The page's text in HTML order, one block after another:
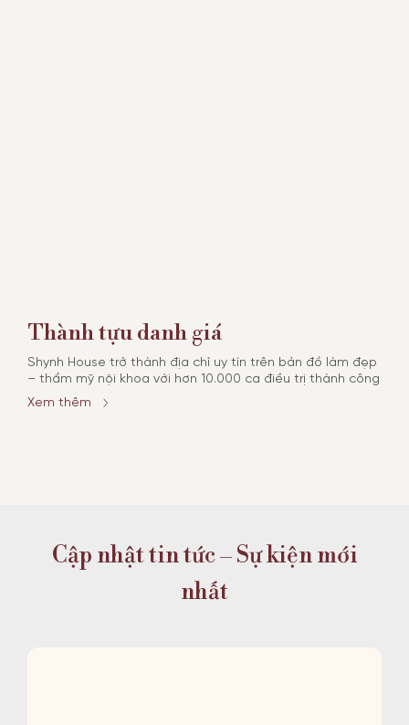
Thành tựu danh giá
Shynh House trở thành địa chỉ uy tín trên bản đồ làm đẹp
– thẩm mỹ nội khoa với hơn 10.000 ca điều trị thành công
Xem thêm
Cập nhật tin tức – Sự kiện mới
nhất